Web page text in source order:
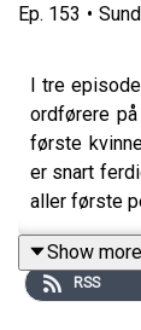
Ep. 153 •
I tre
ordførere på
første
er snart
aller første
Show more
RSS